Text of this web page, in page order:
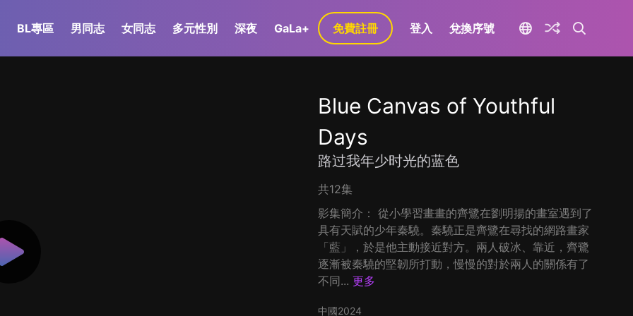
BL專區 男同志 女同志 多元性別 深夜 GaLa+ 免費註冊 登入 兌換序號
Blue Canvas of Youthful
Days
路过我年少时光的蓝色
共12集
影集簡介： 從小學習畫畫的齊鷺在劉明揚的畫室遇到了
具有天賦的少年秦驍。秦驍正是齊鷺在尋找的網路畫家
「藍」，於是他主動接近對方。兩人破冰、靠近，齊鷺
逐漸被秦驍的堅韌所打動，慢慢的對於兩人的關係有了
不同... 更多
中國2024